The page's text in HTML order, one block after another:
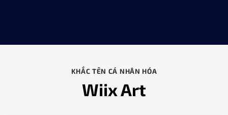
KHẮC TÊN CÁ NHÂN HÓA
Wiix Art